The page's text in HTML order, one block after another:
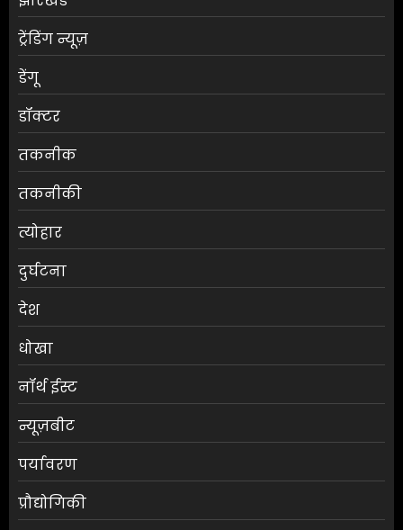
ट्रेंडिंग न्यूज़
डेंगू
डॉक्टर
तकनीक
तकनीकी
त्योहार
दुर्घटना
देश
धोखा
नॉर्थ ईस्ट
न्यूज़बीट
पर्यावरण
प्रौद्योगिकी